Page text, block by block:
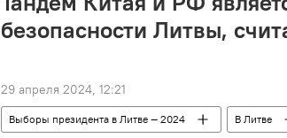
безопасности Литвы,
29 апреля 2024, 12:21
Выборы президента в Литве — 2024 В Литве